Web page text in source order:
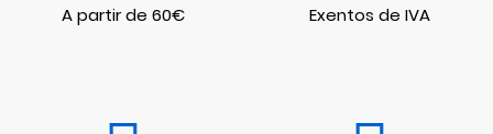
A partir de 60€ Exentos de IVA